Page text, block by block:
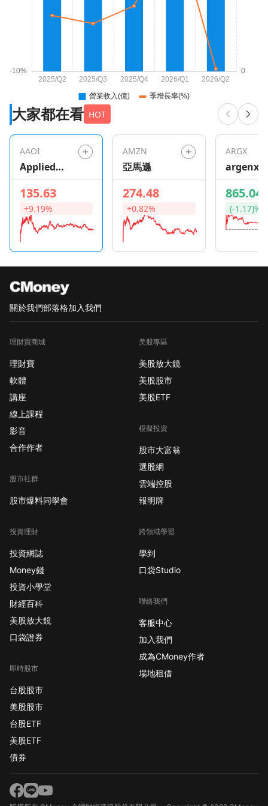
大家都在看 HOT
AAOI
Applied
Optoelectro
nics
135.63
+9.19%
AMZN
亞馬遜
274.48
+0.82%
ARGX
argenx
865.04
(-1.17)%
關於我們部落格加入我們
理財寶商城
理財寶
軟體
講座
線上課程
影音
合作作者
股市社群
股市爆料同學會
投資理財
投資網誌
Money錢
投資小學堂
財經百科
美股放大鏡
口袋證券
即時股市
台股股市
美股股市
台股ETF
美股ETF
債券
美股專區
美股放大鏡
美股股市
美股ETF
模擬投資
股市大富翁
選股網
雲端控股
報明牌
跨領域學習
學到
口袋Studio
聯絡我們
客服中心
加入我們
成為CMoney作者
場地租借